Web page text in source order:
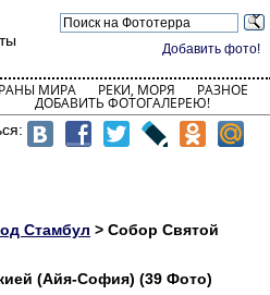
Добавить фото!
МИРА РЕКИ, МОРЯ РАЗНОЕ
ДОБАВИТЬ ФОТОГАЛЕРЕЮ!
Стамбул > Собор Святой
(Айя-София) (39 Фото)